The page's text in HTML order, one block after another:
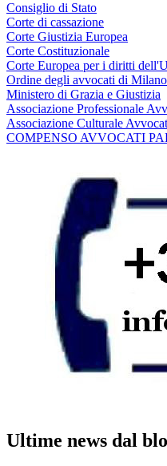
Consiglio di Stato
Corte di cassazione
Corte Giustizia Europea
Corte Costituzionale
Corte Europea per i diritti
Ordine degli avvocati di Milano
Ministero di Grazia e Giustizia
Associazione Professionale
Associazione Culturale
COMPENSO AVVOCATI
Ultime news dal